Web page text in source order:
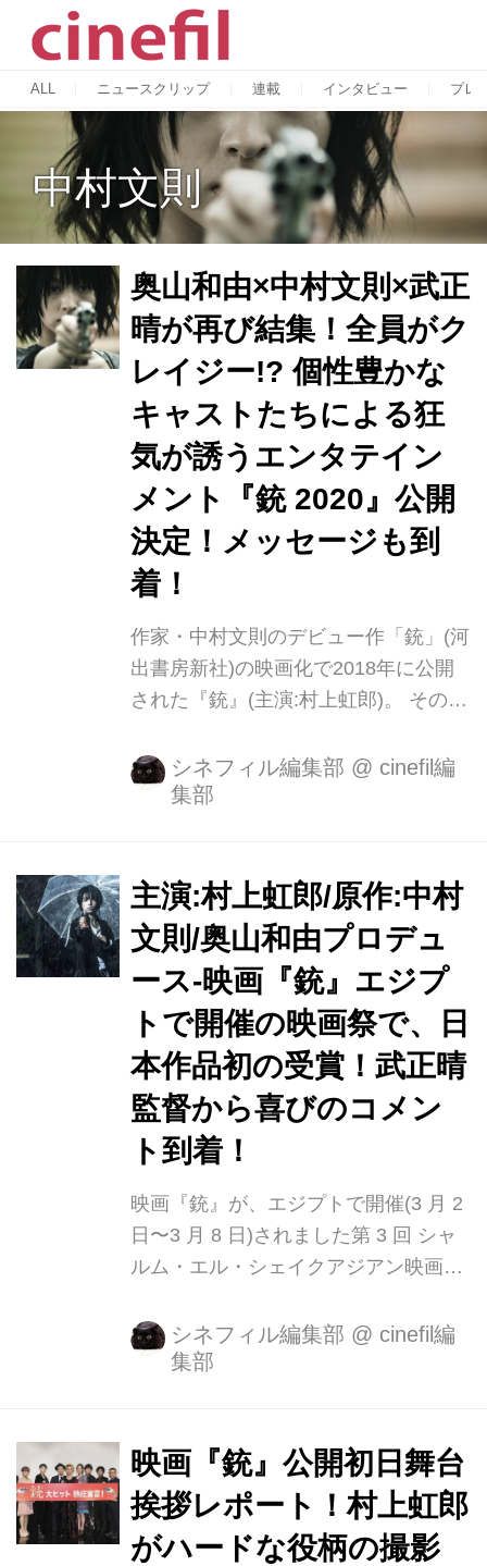
ALL ニュースクリップ 連載 インタビュー プレ
中村文則
奥山和由×中村文則×武正
晴が再び結集！全員がク
レイジー!? 個性豊かな
キャストたちによる狂
気が誘うエンタテイン
メント『銃 2020』公開
決定！メッセージも到
着！
作家・中村文則のデビュー作「銃」(河
出書房新社)の映画化で2018年に公開
された『銃』(主演:村上虹郎)。 その企
ーサーの着想により、新たな視点で描
かれた映画『銃 2020』がこのたび完
者・中村文則が、原案そして初の脚本
を担当。 奥山和由プロデューサーと武
正晴監督による再タッグ作品が完成!!
本作は、「銃」原作の作家・中村文則
が原案となるオリジナル作品で、中村
自身が初めて脚本を担当。また、
『銃』と 同様に企画・製作を奥山和由
プロデューサーが務め、武正晴監督が
メガホンをとった(脚本も...
シネフィル編集部 @ cinefil編
集部
主演:村上虹郎/原作:中村
文則/奥山和由プロデュ
ース-映画『銃』エジプ
トで開催の映画祭で、日
本作品初の受賞！武正晴
監督から喜びのコメン
ト到着！
映画『銃』が、エジプトで開催(3 月 2
日〜3 月 8 日)されました第 3 回 シャ
ルム・エル・シェイクアジアン映画祭
て最優秀脚本賞を受賞。本映画祭にお
いて日本映画としての初受賞となった
ェ・フェイ監督(『香魂女 湖に生き
る』第 43 回ベルリン 国際映画祭 金熊
賞受賞)が務め、本年度はアジア文化を
中東全体に広めることをテーマに、イ
シネフィル編集部 @ cinefil編
集部
映画『銃』公開初日舞台
挨拶レポート！村上虹郎
がハードな役柄の撮影